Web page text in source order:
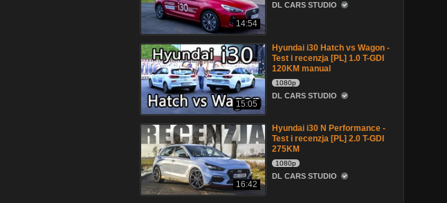
14:54
DL CARS STUDIO
15:05
Hyundai i30 Hatch vs Wagon -
Test i recenzja [PL] 1.0 T-GDI
120KM manual
1080p
DL CARS STUDIO
16:42
Hyundai i30 N Performance -
Test i recenzja [PL] 2.0 T-GDI
275KM
1080p
DL CARS STUDIO